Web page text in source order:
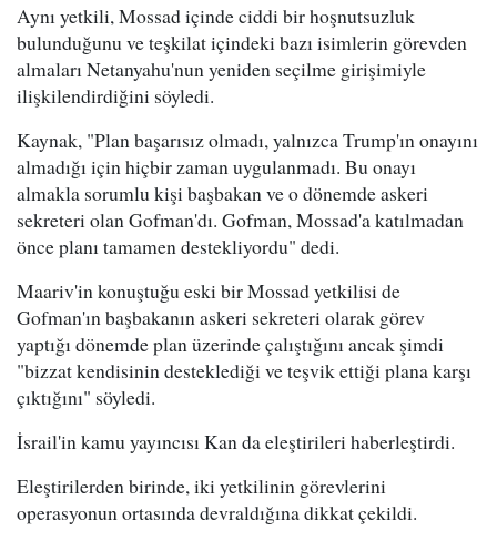
Aynı yetkili, Mossad içinde ciddi bir hoşnutsuzluk
bulunduğunu ve teşkilat içindeki bazı isimlerin görevden
almaları Netanyahu'nun yeniden seçilme girişimiyle
ilişkilendirdiğini söyledi.
Kaynak, "Plan başarısız olmadı, yalnızca Trump'ın onayını
almadığı için hiçbir zaman uygulanmadı. Bu onayı
almakla sorumlu kişi başbakan ve o dönemde askeri
sekreteri olan Gofman'dı. Gofman, Mossad'a katılmadan
önce planı tamamen destekliyordu" dedi.
Maariv'in konuştuğu eski bir Mossad yetkilisi de
Gofman'ın başbakanın askeri sekreteri olarak görev
yaptığı dönemde plan üzerinde çalıştığını ancak şimdi
"bizzat kendisinin desteklediği ve teşvik ettiği plana karşı
çıktığını" söyledi.
İsrail'in kamu yayıncısı Kan da eleştirileri haberleştirdi.
Eleştirilerden birinde, iki yetkilinin görevlerini
operasyonun ortasında devraldığına dikkat çekildi.